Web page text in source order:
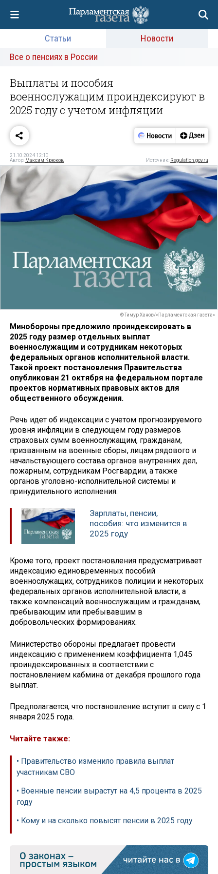
Статьи
Новости
Все о пенсиях в России
Выплаты и пособия
военнослужащим проиндексируют в
2025 году с учетом инфляции
21.10.2024 12:10
Автор: Максим Крюков Источник: Regulation.gov.ru
© Тимур Ханов/«Парламентская газета»
Минобороны предложило проиндексировать в
2025 году размер отдельных выплат
военнослужащим и сотрудникам некоторых
федеральных органов исполнительной власти.
Такой проект постановления Правительства
опубликован 21 октября на федеральном портале
проектов нормативных правовых актов для
общественного обсуждения.
Речь идет об индексации с учетом прогнозируемого
уровня инфляции в следующем году размеров
страховых сумм военнослужащим, гражданам,
призванным на военные сборы, лицам рядового и
начальствующего состава органов внутренних дел,
пожарным, сотрудникам Росгвардии, а также
органов уголовно-исполнительной системы и
принудительного исполнения.
Зарплаты, пенсии,
пособия: что изменится в
2025 году
Кроме того, проект постановления предусматривает
индексацию единовременных пособий
военнослужащих, сотрудников полиции и некоторых
федеральных органов исполнительной власти, а
также компенсаций военнослужащим и гражданам,
пребывающим или пребывавшим ‎в
добровольческих формированиях.
Министерство обороны предлагает провести
индексацию с применением коэффициента 1,045
проиндексированных в соответствии с
постановлением кабмина ‎от декабря прошлого года
выплат.
Предполагается, что постановление вступит в силу с 1
января 2025 года.
Читайте также:
• Правительство изменило правила выплат
участникам СВО
• Военные пенсии вырастут на 4,5 процента в 2025
году
• Кому и на сколько повысят пенсии в 2025 году